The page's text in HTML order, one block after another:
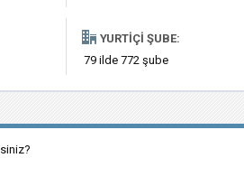
YURTIÇI ŞUBE:
79 ilde 772 şube